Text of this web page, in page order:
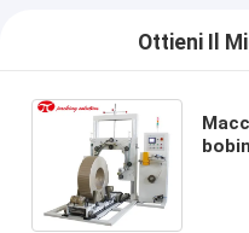
Ottieni Il